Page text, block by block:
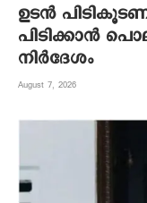
ഉടന്‍
പിടിക്കാന്‍
നിര്‍ദേശം
August 7, 2026